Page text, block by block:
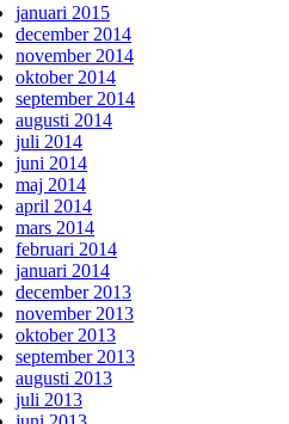
januari 2015
december 2014
november 2014
oktober 2014
september 2014
augusti 2014
juli 2014
juni 2014
maj 2014
april 2014
mars 2014
februari 2014
januari 2014
december 2013
november 2013
oktober 2013
september 2013
augusti 2013
juli 2013